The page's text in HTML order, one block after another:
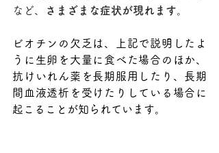
など、
さまざまな症状が現れます
ビオチンの欠乏は、上記で説明したよ
うに生卵を大量に食べた場合のほか、
抗けいれん薬を長期服用したり、長期
間血液透析を受けたりしている場合に
起こることが知られています。